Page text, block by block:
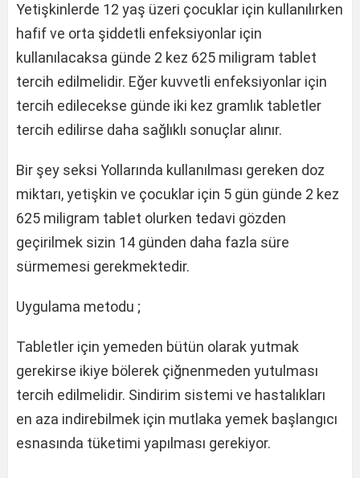
Yetişkinlerde 12 yaş üzeri çocuklar için kullanılırken
hafif ve orta şiddetli enfeksiyonlar için
kullanılacaksa günde 2 kez 625 miligram tablet
tercih edilmelidir. Eğer kuvvetli enfeksiyonlar için
tercih edilecekse günde iki kez gramlık tabletler
tercih edilirse daha sağlıklı sonuçlar alınır.
Bir şey seksi Yollarında kullanılması gereken doz
miktarı, yetişkin ve çocuklar için 5 gün günde 2 kez
625 miligram tablet olurken tedavi gözden
geçirilmek sizin 14 günden daha fazla süre
sürmemesi gerekmektedir.
Uygulama metodu ;
Tabletler için yemeden bütün olarak yutmak
gerekirse ikiye bölerek çiğnenmeden yutulması
tercih edilmelidir. Sindirim sistemi ve hastalıkları
en aza indirebilmek için mutlaka yemek başlangıcı
esnasında tüketimi yapılması gerekiyor.